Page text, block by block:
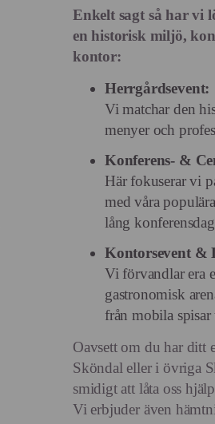
Enkelt sagt så har vi
en historisk miljö,
kontor:
Herrgårdsevent:
Vi matchar den
menyer och
Konferens- &
Här fokuserar vi
med våra
lång
Kontorsevent &
Vi förvandlar era
gastronomisk
från mobila
Oavsett om du har ditt
Sköndal eller i övriga
smidigt att låta oss
Vi erbjuder även